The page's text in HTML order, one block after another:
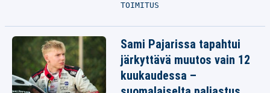
TOIMITUS
Sami Pajarissa tapahtui
järkyttävä muutos vain 12
kuukaudessa –